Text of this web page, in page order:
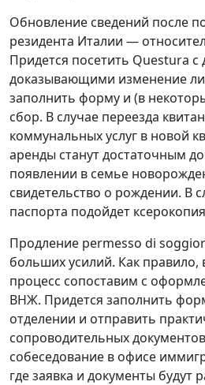
Обновление сведений после
резидента Италии —
Придется посетить Questura с
доказывающими изменение
заполнить форму и (в
сбор. В случае переезда
коммунальных услуг в новой
аренды станут достаточным
появлении в семье
свидетельство о рождении. В
паспорта подойдет
Продление permesso di
больших усилий. Как правило,
процесс сопоставим с
ВНЖ. Придется заполнить
отделении и отправить
сопроводительных
собеседование в офисе
где заявка и документы будут